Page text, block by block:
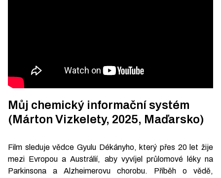
Můj chemický informační systém
(Márton Vizkelety, 2025, Maďarsko)
Film sleduje vědce Gyulu Dékányho, který přes 20 let žije
mezi Evropou a Austrálií, aby vyvíjel průlomové léky na
Parkinsona a Alzheimerovu chorobu. Příběh o vědě,